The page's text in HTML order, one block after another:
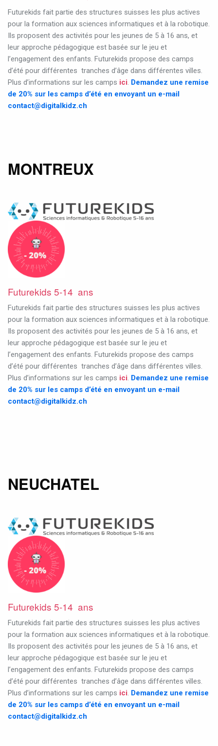
Futurekids fait partie des structures suisses les plus actives
pour la formation aux sciences informatiques et à la robotique.
Ils proposent des activités pour les jeunes de 5 à 16 ans, et
leur approche pédagogique est basée sur le jeu et
l’engagement des enfants. Futurekids propose des camps
d’été pour différentes tranches d’âge dans différentes villes.
Plus d’informations sur les camps ici. Demandez une remise
de 20% sur les camps d’été en envoyant un e-mail
contact@digitalkidz.ch
MONTREUX
Futurekids 5-14 ans
Futurekids fait partie des structures suisses les plus actives
pour la formation aux sciences informatiques et à la robotique.
Ils proposent des activités pour les jeunes de 5 à 16 ans, et
leur approche pédagogique est basée sur le jeu et
l’engagement des enfants. Futurekids propose des camps
d’été pour différentes tranches d’âge dans différentes villes.
Plus d’informations sur les camps ici. Demandez une remise
de 20% sur les camps d’été en envoyant un e-mail
contact@digitalkidz.ch
NEUCHATEL
Futurekids 5-14 ans
Futurekids fait partie des structures suisses les plus actives
pour la formation aux sciences informatiques et à la robotique.
Ils proposent des activités pour les jeunes de 5 à 16 ans, et
leur approche pédagogique est basée sur le jeu et
l’engagement des enfants. Futurekids propose des camps
d’été pour différentes tranches d’âge dans différentes villes.
Plus d’informations sur les camps ici. Demandez une remise
de 20% sur les camps d’été en envoyant un e-mail
contact@digitalkidz.ch